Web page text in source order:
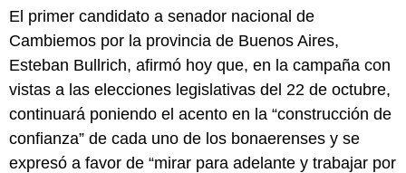
El primer candidato a senador nacional de
Cambiemos por la provincia de Buenos Aires,
Esteban Bullrich, afirmó hoy que, en la campaña con
vistas a las elecciones legislativas del 22 de octubre,
continuará poniendo el acento en la “construcción de
confianza” de cada uno de los bonaerenses y se
expresó a favor de “mirar para adelante y trabajar por